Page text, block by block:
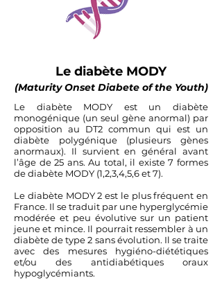
Le diabète MODY
(Maturity Onset Diabete of the Youth)
Le diabète MODY est un diabète
monogénique (un seul gène anormal) par
opposition au DT2 commun qui est un
diabète polygénique (plusieurs gènes
anormaux). Il survient en général avant
l’âge de 25 ans. Au total, il existe 7 formes
de diabète MODY (1,2,3,4,5,6 et 7).
Le diabète MODY 2 est le plus fréquent en
France. Il se traduit par une hyperglycémie
modérée et peu évolutive sur un patient
jeune et mince. Il pourrait ressembler à un
diabète de type 2 sans évolution. Il se traite
avec des mesures hygiéno-diététiques
et/ou des antidiabétiques oraux
hypoglycémiants.